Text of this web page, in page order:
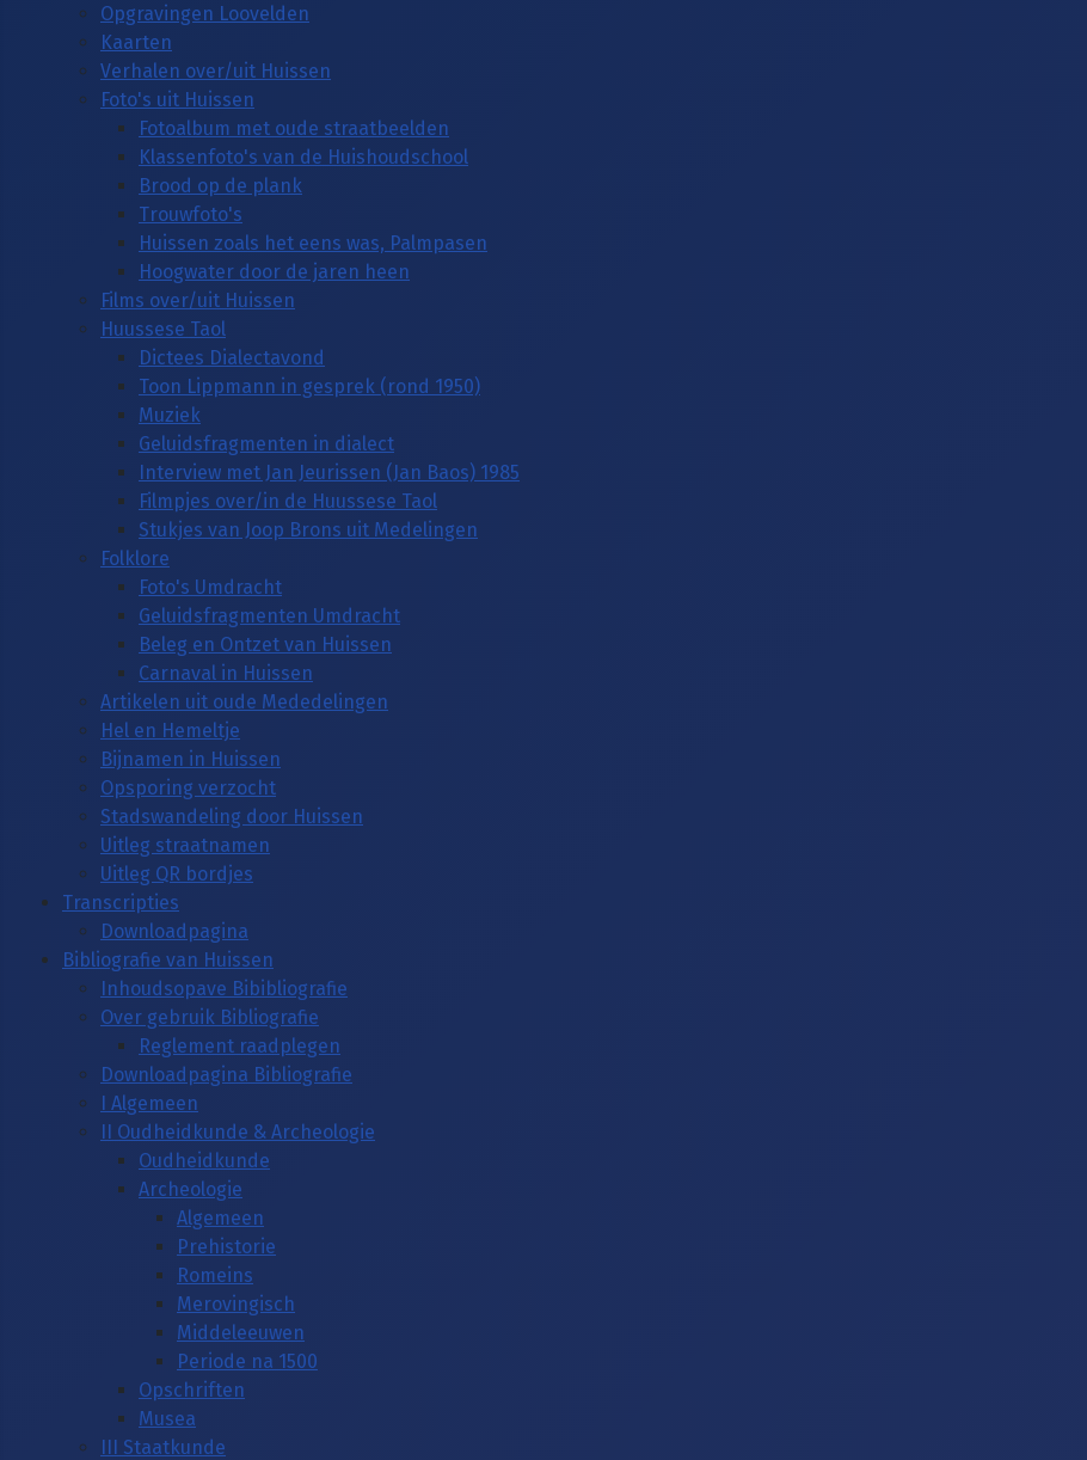
Opgravingen Loovelden
Kaarten
Verhalen over/uit Huissen
Foto's uit Huissen
Fotoalbum met oude straatbeelden
Klassenfoto's van de Huishoudschool
Brood op de plank
Trouwfoto's
Huissen zoals het eens was, Palmpasen
Hoogwater door de jaren heen
Films over/uit Huissen
Huussese Taol
Dictees Dialectavond
Toon Lippmann in gesprek (rond 1950)
Muziek
Geluidsfragmenten in dialect
Interview met Jan Jeurissen (Jan Baos) 1985
Filmpjes over/in de Huussese Taol
Stukjes van Joop Brons uit Medelingen
Folklore
Foto's Umdracht
Geluidsfragmenten Umdracht
Beleg en Ontzet van Huissen
Carnaval in Huissen
Artikelen uit oude Mededelingen
Hel en Hemeltje
Bijnamen in Huissen
Opsporing verzocht
Stadswandeling door Huissen
Uitleg straatnamen
Uitleg QR bordjes
Transcripties
Downloadpagina
Bibliografie van Huissen
Inhoudsopave Bibibliografie
Over gebruik Bibliografie
Reglement raadplegen
Downloadpagina Bibliografie
I Algemeen
II Oudheidkunde & Archeologie
Oudheidkunde
Archeologie
Algemeen
Prehistorie
Romeins
Merovingisch
Middeleeuwen
Periode na 1500
Opschriften
Musea
III Staatkunde